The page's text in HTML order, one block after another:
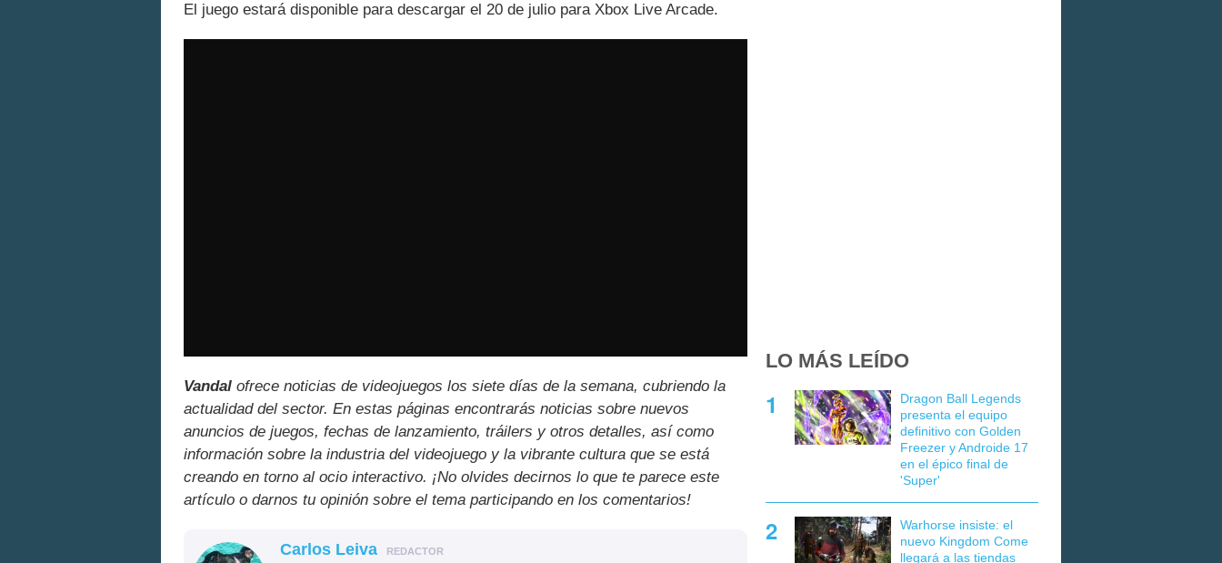
El juego estará disponible para descargar el 20 de julio para Xbox Live Arcade.
Vandal ofrece noticias de videojuegos los siete días de la semana, cubriendo la
actualidad del sector. En estas páginas encontrarás noticias sobre nuevos
anuncios de juegos, fechas de lanzamiento, tráilers y otros detalles, así como
información sobre la industria del videojuego y la vibrante cultura que se está
creando en torno al ocio interactivo. ¡No olvides decirnos lo que te parece este
artículo o darnos tu opinión sobre el tema participando en los comentarios!
Carlos Leiva REDACTOR
LO MÁS LEÍDO
Dragon Ball Legends
presenta el equipo
definitivo con Golden
Freezer y Androide 17
en el épico final de
'Super'
Warhorse insiste: el
nuevo Kingdom Come
llegará a las tiendas